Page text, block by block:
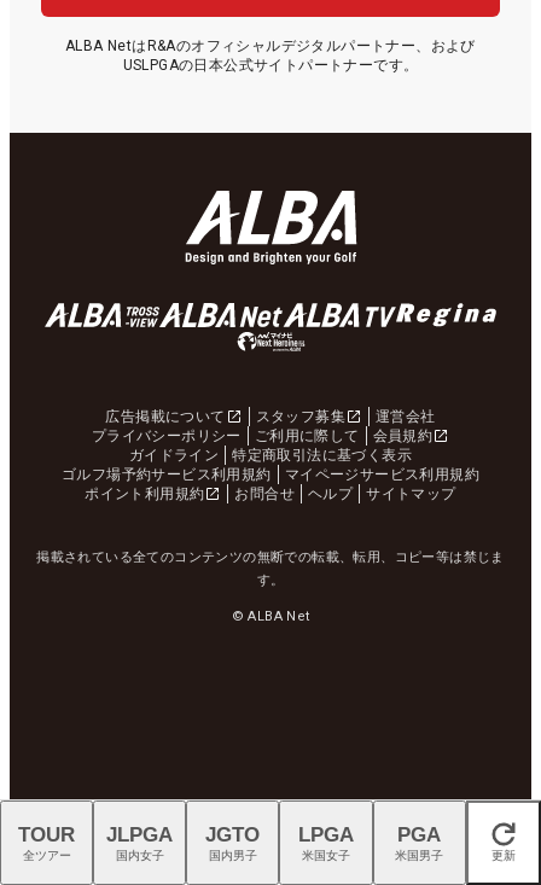
ALBA NetはR&Aのオフィシャルデジタルパートナー、および
USLPGAの日本公式サイトパートナーです。
広告掲載について スタッフ募集
運営会社
プライバシーポリシー
ご利用に際して
会員規約
ガイドライン
特定商取引法に基づく表示
ゴルフ場予約サービス利用規約
マイページサービス利用規約
ポイント利用規約
お問合せ ヘルプ サイトマップ
掲載されている全てのコンテンツの無断での転載、転用、コピー等は禁じま
す。
© ALBA Net
閉じる
TOUR
全ツアー
JLPGA
国内女子
JGTO
国内男子
LPGA
米国女子
PGA
米国男子 更新